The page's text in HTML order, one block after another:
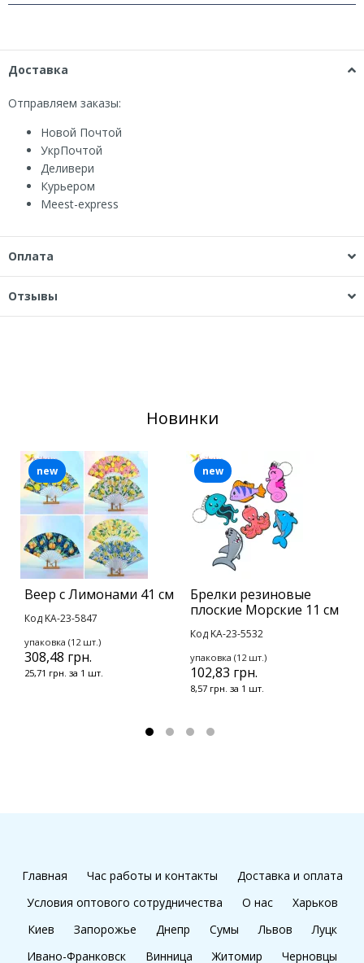
Доставка
Отправляем заказы:
Новой Почтой
УкрПочтой
Деливери
Курьером
Мeest-express
Оплата
Отзывы
Новинки
Веер с Лимонами 41 см
Код KA-23-5847
упаковка (12 шт.)
308,48 грн.
25,71 грн. за 1 шт.
new
Брелки резиновые
плоские Морские 11 см
Код KA-23-5532
упаковка (12 шт.)
102,83 грн.
8,57 грн. за 1 шт.
new
Главная Час работы и контакты
Доставка и оплата
Условия оптового сотрудничества
О нас
Харьков
Киев
Запорожье Днепр Сумы Львов
Луцк
Ивано-Франковск
Винница Житомир Черновцы